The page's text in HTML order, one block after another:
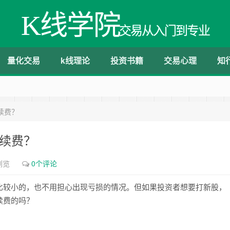
K线学院交易从入门到专业
量化交易 k线理论 投资书籍 交易心理 知
？
费？
0个评论
小的，也不用担心出现亏损的情况。但如果投资者想要打新股，
的吗？